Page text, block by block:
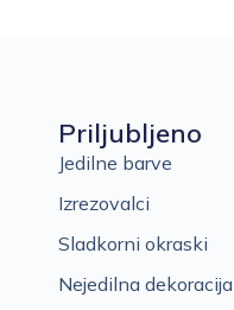
Priljubljeno
Jedilne barve
Izrezovalci
Sladkorni okraski
Nejedilna dekoracija